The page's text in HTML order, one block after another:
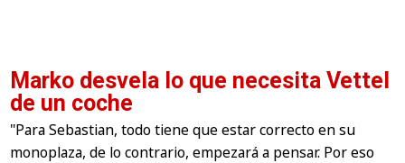
Marko desvela lo que necesita Vettel
de un coche
"Para Sebastian, todo tiene que estar correcto en su
monoplaza, de lo contrario, empezará a pensar. Por eso